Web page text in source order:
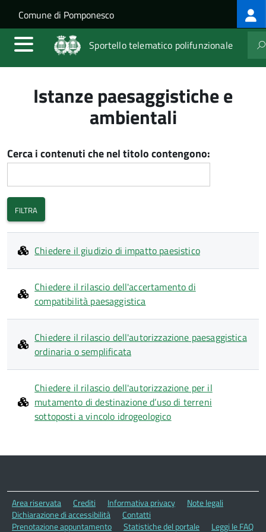
Salta al contenuto principale
Skip to site navigation
Comune di Pomponesco
Sportello telematico polifunzionale
Istanze paesaggistiche e
ambientali
Cerca i contenuti che nel titolo contengono:
Chiedere il giudizio di impatto paesistico
Chiedere il rilascio dell'accertamento di
compatibilità paesaggistica
Chiedere il rilascio dell'autorizzazione paesaggistica
ordinaria o semplificata
Chiedere il rilascio dell'autorizzazione per il
mutamento di destinazione d’uso di terreni
sottoposti a vincolo idrogeologico
Area riservata Crediti Informativa privacy
Note legali
Dichiarazione di accessibilità
Contatti
Prenotazione appuntamento
Statistiche del portale Leggi le FAQ